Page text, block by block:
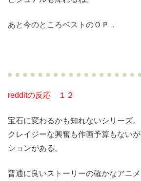
あと今のところベストのＯＰ．
redditの反応 １２
宝石に変わるかも知れないシリーズ。
クレイジーな興奮も作画予算もない
ションがある。
普通に良いストーリーの確かなアニメ